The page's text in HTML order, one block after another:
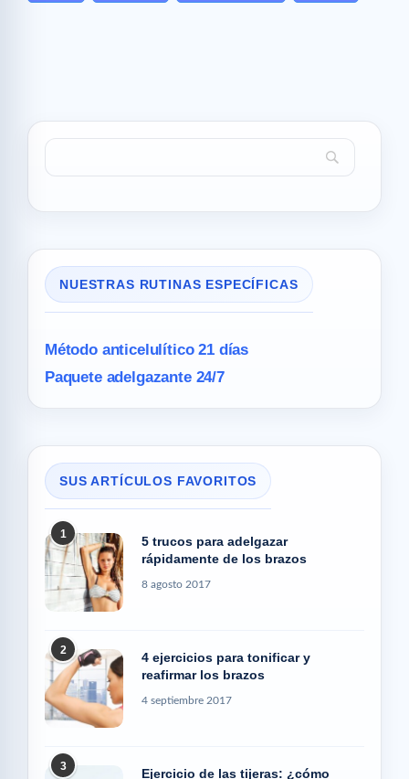
NUESTRAS RUTINAS ESPECÍFICAS
Método anticelulítico 21 días
Paquete adelgazante 24/7
SUS ARTÍCULOS FAVORITOS
1
5 trucos para adelgazar
rápidamente de los brazos
8 agosto 2017
2
4 ejercicios para tonificar y
reafirmar los brazos
4 septiembre 2017
3
Ejercicio de las tijeras: ¿cómo